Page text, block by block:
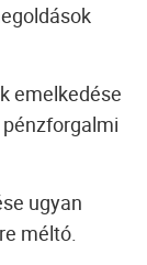
emelkedése
ugyan
méltó.